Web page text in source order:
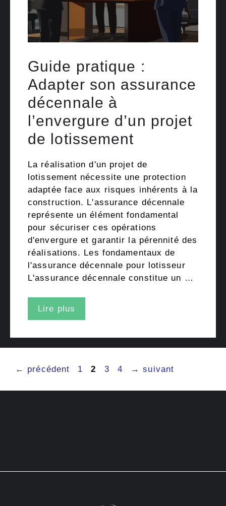
Guide pratique :
Adapter son assurance
décennale à
l’envergure d’un projet
de lotissement
La réalisation d'un projet de
lotissement nécessite une protection
adaptée face aux risques inhérents à la
construction. L'assurance décennale
représente un élément fondamental
pour sécuriser ces opérations
d'envergure et garantir la pérennité des
réalisations. Les fondamentaux de
l'assurance décennale pour lotisseur
L'assurance décennale constitue un …
Lire plus
← précédent Page
1 Page
2 Page
3 Page
4 → suivant